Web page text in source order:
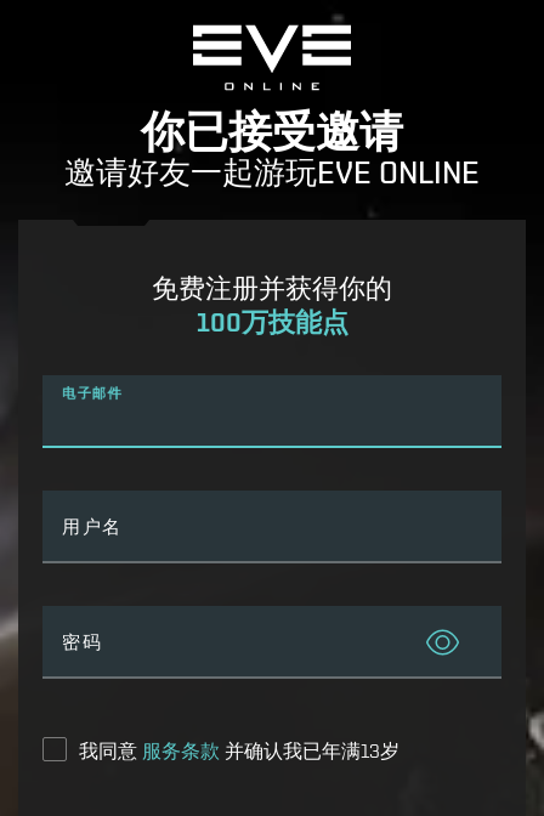
你已接受邀请
邀请好友一起游玩EVE ONLINE
免费注册并获得你的
100万技能点
电子邮件
用户名
密码
我同意 服务条款 并确认我已年满13岁